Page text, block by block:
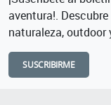
aventura!.
naturaleza, outdoor
SUSCRIBIRME